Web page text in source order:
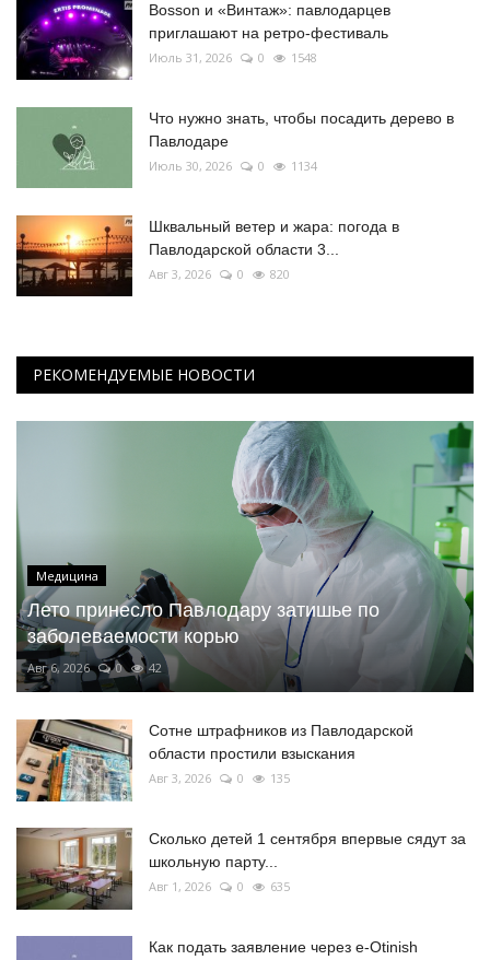
Bosson и «Винтаж»: павлодарцев
приглашают на ретро-фестиваль
Июль 31, 2026 0 1548
Что нужно знать, чтобы посадить дерево в
Павлодаре
Июль 30, 2026 0 1134
Шквальный ветер и жара: погода в
Павлодарской области 3...
Авг 3, 2026 0 820
РЕКОМЕНДУЕМЫЕ НОВОСТИ
Медицина
Лето принесло Павлодару затишье по
заболеваемости корью
Авг 6, 2026 0 42
Сотне штрафников из Павлодарской
области простили взыскания
Авг 3, 2026 0 135
Сколько детей 1 сентября впервые сядут за
школьную парту...
Авг 1, 2026 0 635
Как подать заявление через e-Otinish